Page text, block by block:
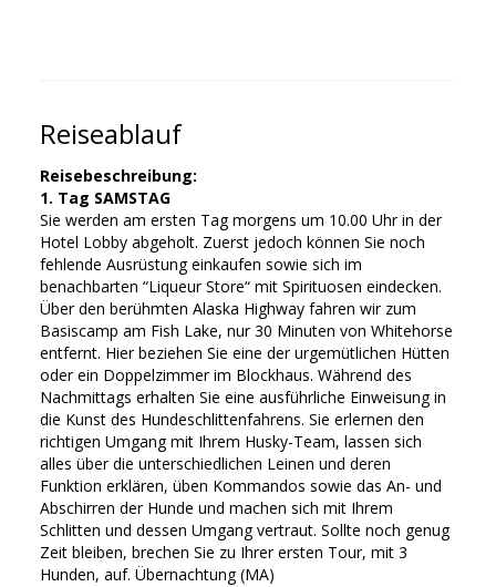
Reiseablauf
Reisebeschreibung:
1. Tag SAMSTAG
Sie werden am ersten Tag morgens um 10.00 Uhr in der
Hotel Lobby abgeholt. Zuerst jedoch können Sie noch
fehlende Ausrüstung einkaufen sowie sich im
benachbarten “Liqueur Store“ mit Spirituosen eindecken.
Über den berühmten Alaska Highway fahren wir zum
Basiscamp am Fish Lake, nur 30 Minuten von Whitehorse
entfernt. Hier beziehen Sie eine der urgemütlichen Hütten
oder ein Doppelzimmer im Blockhaus. Während des
Nachmittags erhalten Sie eine ausführliche Einweisung in
die Kunst des Hundeschlittenfahrens. Sie erlernen den
richtigen Umgang mit Ihrem Husky-Team, lassen sich
alles über die unterschiedlichen Leinen und deren
Funktion erklären, üben Kommandos sowie das An- und
Abschirren der Hunde und machen sich mit Ihrem
Schlitten und dessen Umgang vertraut. Sollte noch genug
Zeit bleiben, brechen Sie zu Ihrer ersten Tour, mit 3
Hunden, auf. Übernachtung (MA)